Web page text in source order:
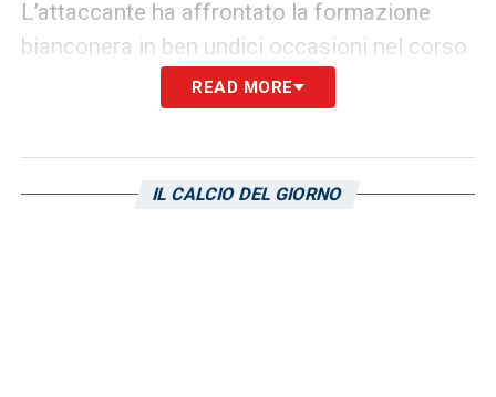
L’attaccante ha affrontato la formazione
bianconera in ben undici occasioni nel corso
della sua carriera, vestendo le maglie di
Napolie degli stessi sardi. Il bilancio,
undici sconfitte e una sola vittoria, ottenuta
READ MORE
IL CALCIO DEL GIORNO